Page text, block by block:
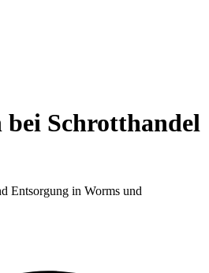
Schrotthandel
Entsorgung in Worms und